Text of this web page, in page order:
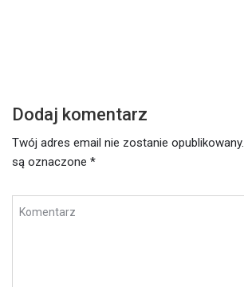
Dodaj komentarz
Twój adres email nie zostanie opublikowany.
są oznaczone *